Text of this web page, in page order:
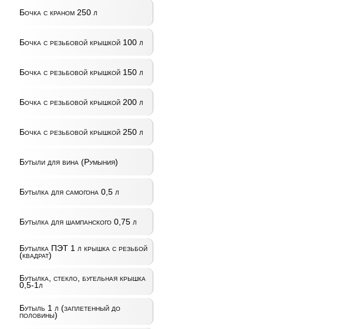
Бочка с краном 250 л
Бочка с резьбовой крышкой 100 л
Бочка с резьбовой крышкой 150 л
Бочка с резьбовой крышкой 200 л
Бочка с резьбовой крышкой 250 л
Бутыли для вина (Румыния)
Бутылка для самогона 0,5 л
Бутылка для шампанского 0,75 л
Бутылка ПЭТ 1 л крышка с резьбой
(квадрат)
Бутылка, стекло, бугельная крышка
0,5-1л
Бутыль 1 л (заплетенный до
половины)